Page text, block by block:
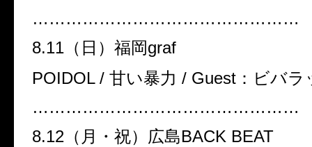
…………………………………………
8.11 （日）福岡graf
POIDOL / 甘い暴力 / Guest ：ビバ
…………………………………………
8.12 （月・祝）広島BACK BEAT